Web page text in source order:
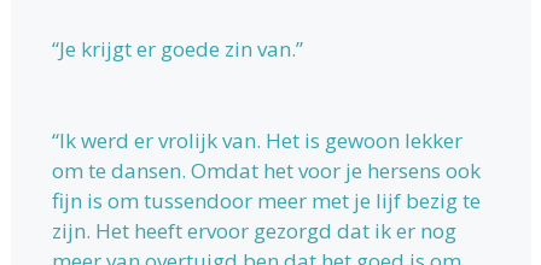
“Je krijgt er goede zin van.”
“Ik werd er vrolijk van. Het is gewoon lekker
om te dansen. Omdat het voor je hersens ook
fijn is om tussendoor meer met je lijf bezig te
zijn. Het heeft ervoor gezorgd dat ik er nog